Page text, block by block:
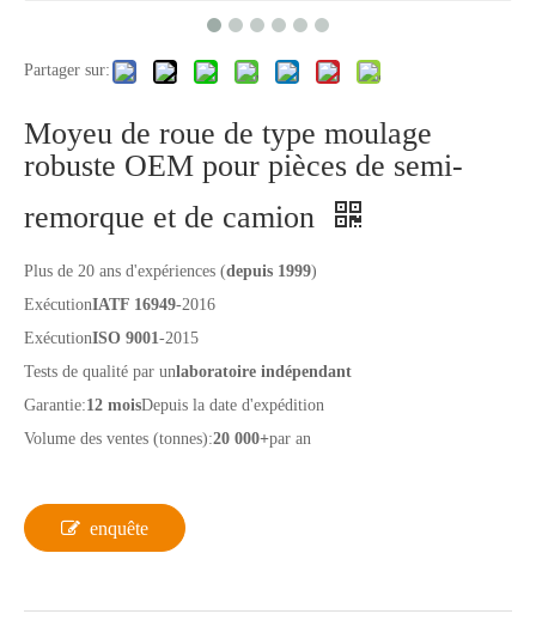
Partager sur:
Moyeu de roue de type moulage
robuste OEM pour pièces de semi-
remorque et de camion
Plus de 20 ans d'expériences (depuis 1999)
ExécutionIATF 16949-2016
ExécutionISO 9001-2015
Tests de qualité par unlaboratoire indépendant
Garantie:12 moisDepuis la date d'expédition
Volume des ventes (tonnes):20 000+par an
enquête